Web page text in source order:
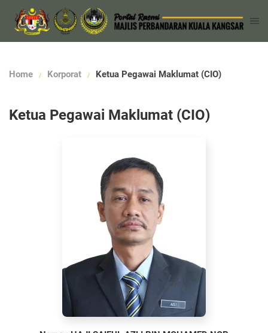
Home Korporat Ketua Pegawai Maklumat (CIO)
Ketua Pegawai Maklumat (CIO)